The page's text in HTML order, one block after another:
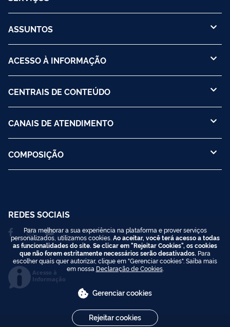
ASSUNTOS
ACESSO À INFORMAÇÃO
CENTRAIS DE CONTEÚDO
CANAIS DE ATENDIMENTO
COMPOSIÇÃO
REDES SOCIAIS
Acesso à
Informação
Para melhorar a sua experiência na plataforma e prover serviços
personalizados, utilizamos cookies. Ao aceitar, você terá acesso a todas
as funcionalidades do site. Se clicar em "Rejeitar Cookies", os cookies
que não forem estritamente necessários serão desativados. Para
escolher quais quer autorizar, clique em "Gerenciar cookies". Saiba mais
em nossa Declaração de Cookies.
Gerenciar cookies
Rejeitar cookies